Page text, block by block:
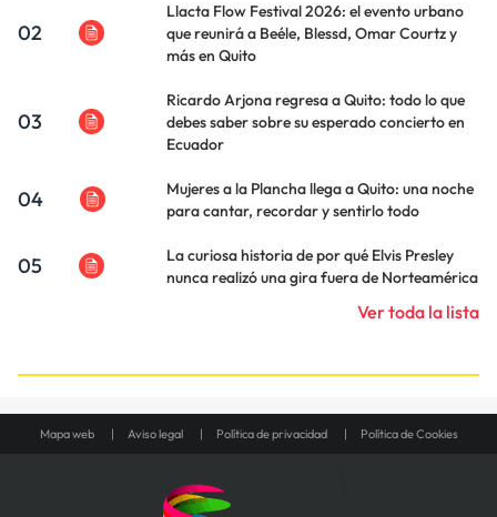
02
Llacta Flow Festival 2026: el evento urbano
que reunirá a Beéle, Blessd, Omar Courtz y
más en Quito
03
Ricardo Arjona regresa a Quito: todo lo que
debes saber sobre su esperado concierto en
Ecuador
04
Mujeres a la Plancha llega a Quito: una noche
para cantar, recordar y sentirlo todo
05
La curiosa historia de por qué Elvis Presley
nunca realizó una gira fuera de Norteamérica
Ver toda la lista
Mapa web Aviso legal Política de privacidad Política de Cookies